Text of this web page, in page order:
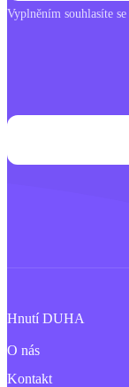
Vyplněním souhlasíte se
Hnutí DUHA
O nás
Kontakt